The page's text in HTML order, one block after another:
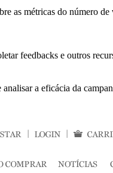
as métricas do número
feedbacks e outros
a eficácia da